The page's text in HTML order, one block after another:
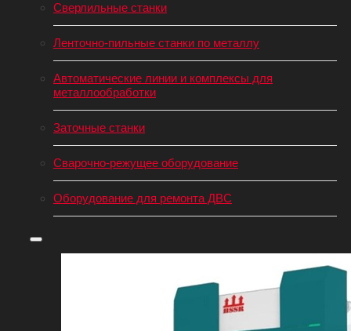
Сверлильные станки
Ленточно-пильные станки по металлу
Автоматические линии и комплексы для
металлообработки
Заточные станки
Сварочно-режущее оборудование
Оборудование для ремонта ДВС